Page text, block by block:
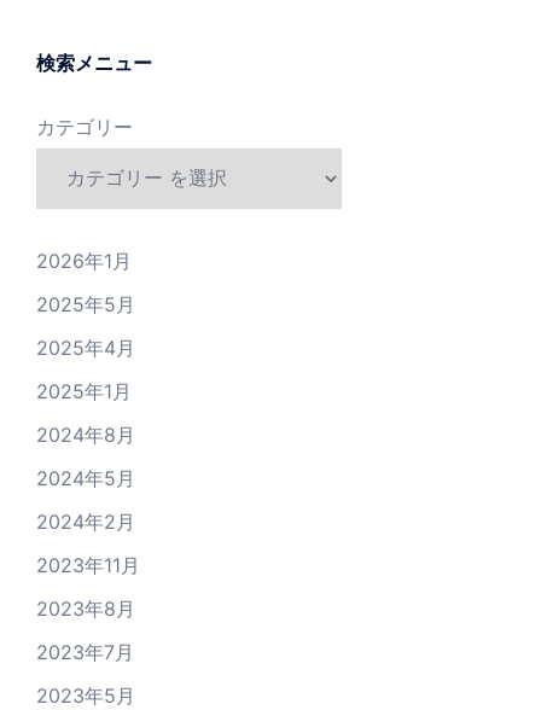
検索メニュー
カテゴリー
2026年1月
2025年5月
2025年4月
2025年1月
2024年8月
2024年5月
2024年2月
2023年11月
2023年8月
2023年7月
2023年5月